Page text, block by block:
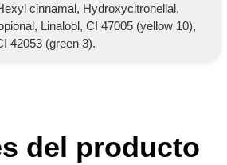
cinnamal, Hydroxycitronellal,
Linalool, CI 47005 (yellow 10),
42053 (green 3).
del producto